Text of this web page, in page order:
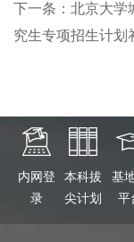
下一条：北京大学
究生专项招生计划
内网登
录
本科拔
尖计划
基
平